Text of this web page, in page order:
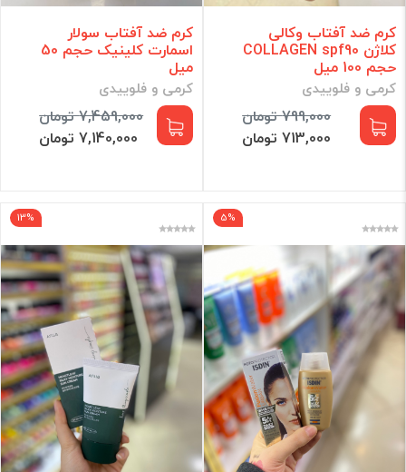
کرم ضد آفتاب وکالی
کلاژن COLLAGEN spf90
حجم 100 میل
کرمی و فلوییدی
799,000 تومان
713,000 تومان
کرم ضد آفتاب سولار
اسمارت کلینیک حجم 50
میل
کرمی و فلوییدی
7,459,000 تومان
7,140,000 تومان
5%
13%